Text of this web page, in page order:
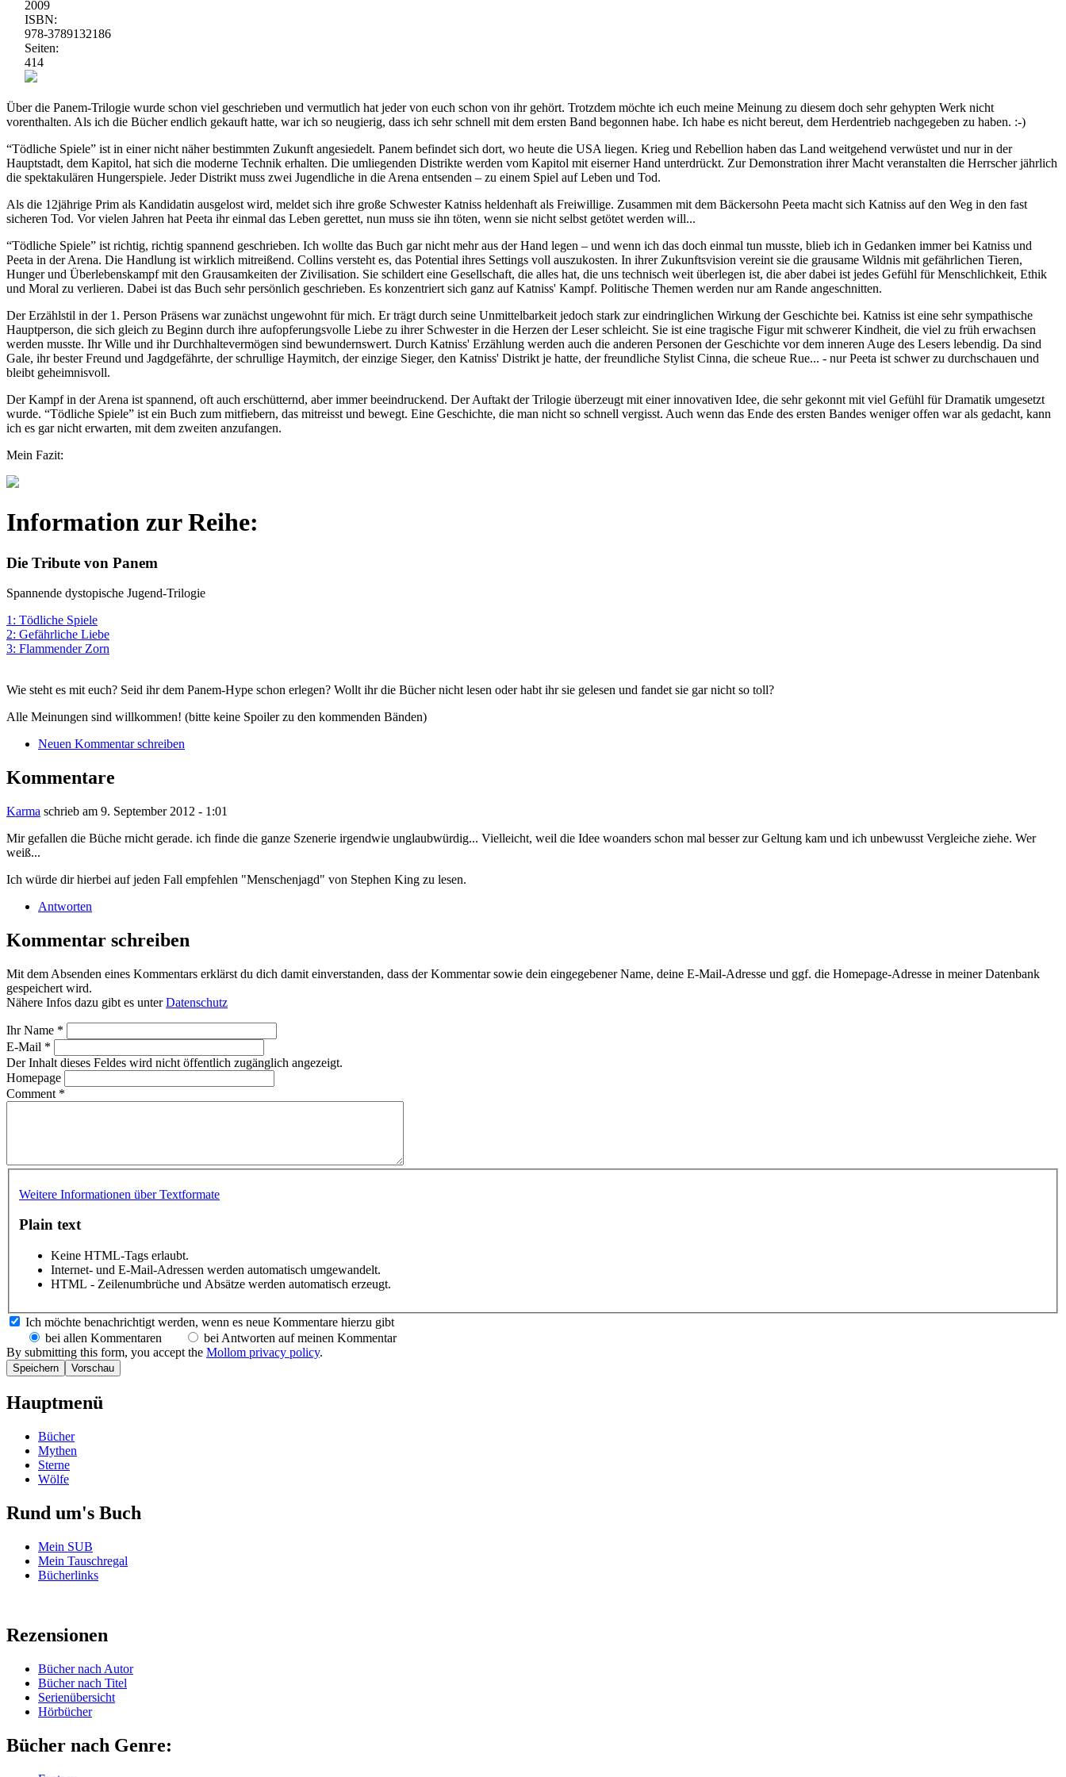
2009
ISBN:
978-3789132186
Seiten:
414
Über die Panem-Trilogie wurde schon viel geschrieben und vermutlich hat jeder von euch schon von ihr gehört. Trotzdem möchte ich euch meine Meinung zu diesem doch sehr gehypten Werk nicht
vorenthalten. Als ich die Bücher endlich gekauft hatte, war ich so neugierig, dass ich sehr schnell mit dem ersten Band begonnen habe. Ich habe es nicht bereut, dem Herdentrieb nachgegeben zu haben. :-)
“Tödliche Spiele” ist in einer nicht näher bestimmten Zukunft angesiedelt. Panem befindet sich dort, wo heute die USA liegen. Krieg und Rebellion haben das Land weitgehend verwüstet und nur in der
Hauptstadt, dem Kapitol, hat sich die moderne Technik erhalten. Die umliegenden Distrikte werden vom Kapitol mit eiserner Hand unterdrückt. Zur Demonstration ihrer Macht veranstalten die Herrscher jährlich
die spektakulären Hungerspiele. Jeder Distrikt muss zwei Jugendliche in die Arena entsenden – zu einem Spiel auf Leben und Tod.
Als die 12jährige Prim als Kandidatin ausgelost wird, meldet sich ihre große Schwester Katniss heldenhaft als Freiwillige. Zusammen mit dem Bäckersohn Peeta macht sich Katniss auf den Weg in den fast
sicheren Tod. Vor vielen Jahren hat Peeta ihr einmal das Leben gerettet, nun muss sie ihn töten, wenn sie nicht selbst getötet werden will...
“Tödliche Spiele” ist richtig, richtig spannend geschrieben. Ich wollte das Buch gar nicht mehr aus der Hand legen – und wenn ich das doch einmal tun musste, blieb ich in Gedanken immer bei Katniss und
Peeta in der Arena. Die Handlung ist wirklich mitreißend. Collins versteht es, das Potential ihres Settings voll auszukosten. In ihrer Zukunftsvision vereint sie die grausame Wildnis mit gefährlichen Tieren,
Hunger und Überlebenskampf mit den Grausamkeiten der Zivilisation. Sie schildert eine Gesellschaft, die alles hat, die uns technisch weit überlegen ist, die aber dabei ist jedes Gefühl für Menschlichkeit, Ethik
und Moral zu verlieren. Dabei ist das Buch sehr persönlich geschrieben. Es konzentriert sich ganz auf Katniss' Kampf. Politische Themen werden nur am Rande angeschnitten.
Der Erzählstil in der 1. Person Präsens war zunächst ungewohnt für mich. Er trägt durch seine Unmittelbarkeit jedoch stark zur eindringlichen Wirkung der Geschichte bei. Katniss ist eine sehr sympathische
Hauptperson, die sich gleich zu Beginn durch ihre aufopferungsvolle Liebe zu ihrer Schwester in die Herzen der Leser schleicht. Sie ist eine tragische Figur mit schwerer Kindheit, die viel zu früh erwachsen
werden musste. Ihr Wille und ihr Durchhaltevermögen sind bewundernswert. Durch Katniss' Erzählung werden auch die anderen Personen der Geschichte vor dem inneren Auge des Lesers lebendig. Da sind
Gale, ihr bester Freund und Jagdgefährte, der schrullige Haymitch, der einzige Sieger, den Katniss' Distrikt je hatte, der freundliche Stylist Cinna, die scheue Rue... - nur Peeta ist schwer zu durchschauen und
bleibt geheimnisvoll.
Der Kampf in der Arena ist spannend, oft auch erschütternd, aber immer beeindruckend. Der Auftakt der Trilogie überzeugt mit einer innovativen Idee, die sehr gekonnt mit viel Gefühl für Dramatik umgesetzt
wurde. “Tödliche Spiele” ist ein Buch zum mitfiebern, das mitreisst und bewegt. Eine Geschichte, die man nicht so schnell vergisst. Auch wenn das Ende des ersten Bandes weniger offen war als gedacht, kann
ich es gar nicht erwarten, mit dem zweiten anzufangen.
Mein Fazit:
Information zur Reihe:
Die Tribute von Panem
Spannende dystopische Jugend-Trilogie
1: Tödliche Spiele
2: Gefährliche Liebe
3: Flammender Zorn
Wie steht es mit euch? Seid ihr dem Panem-Hype schon erlegen? Wollt ihr die Bücher nicht lesen oder habt ihr sie gelesen und fandet sie gar nicht so toll?
Alle Meinungen sind willkommen! (bitte keine Spoiler zu den kommenden Bänden)
Neuen Kommentar schreiben
Kommentare
Karma schrieb am 9. September 2012 - 1:01
Mir gefallen die Büche rnicht gerade. ich finde die ganze Szenerie irgendwie unglaubwürdig... Vielleicht, weil die Idee woanders schon mal besser zur Geltung kam und ich unbewusst Vergleiche ziehe. Wer
weiß...
Ich würde dir hierbei auf jeden Fall empfehlen "Menschenjagd" von Stephen King zu lesen.
Antworten
Kommentar schreiben
Mit dem Absenden eines Kommentars erklärst du dich damit einverstanden, dass der Kommentar sowie dein eingegebener Name, deine E-Mail-Adresse und ggf. die Homepage-Adresse in meiner Datenbank
gespeichert wird.
Nähere Infos dazu gibt es unterDatenschutz
Ihr Name *
E-Mail *
Der Inhalt dieses Feldes wird nicht öffentlich zugänglich angezeigt.
Homepage
Comment *
Weitere Informationen über Textformate
Plain text
Keine HTML-Tags erlaubt.
Internet- und E-Mail-Adressen werden automatisch umgewandelt.
HTML - Zeilenumbrüche und Absätze werden automatisch erzeugt.
Ich möchte benachrichtigt werden, wenn es neue Kommentare hierzu gibt
bei allen Kommentaren
bei Antworten auf meinen Kommentar
By submitting this form, you accept the Mollom privacy policy.
Hauptmenü
Bücher
Mythen
Sterne
Wölfe
Rund um's Buch
Mein SUB
Mein Tauschregal
Bücherlinks
Rezensionen
Bücher nach Autor
Bücher nach Titel
Serienübersicht
Hörbücher
Bücher nach Genre: